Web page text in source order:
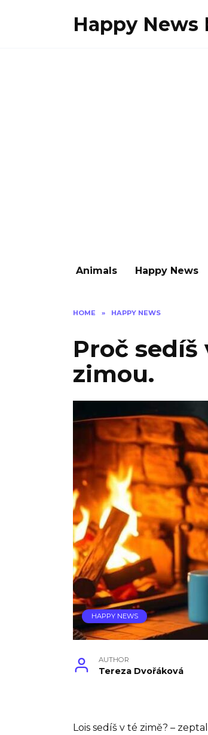
Happy News
Animals Happy News
HOME » HAPPY NEWS
Proč sedíš
zimou.
HAPPY NEWS
AUTHOR
Tereza Dvořáková
Lois sedíš v té zimě? –